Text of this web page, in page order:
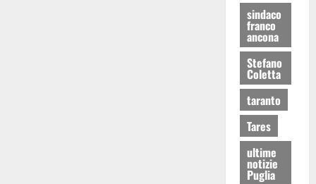
sindaco
franco
ancona
Stefano
Coletta
taranto
Tares
ultime
notizie
Puglia